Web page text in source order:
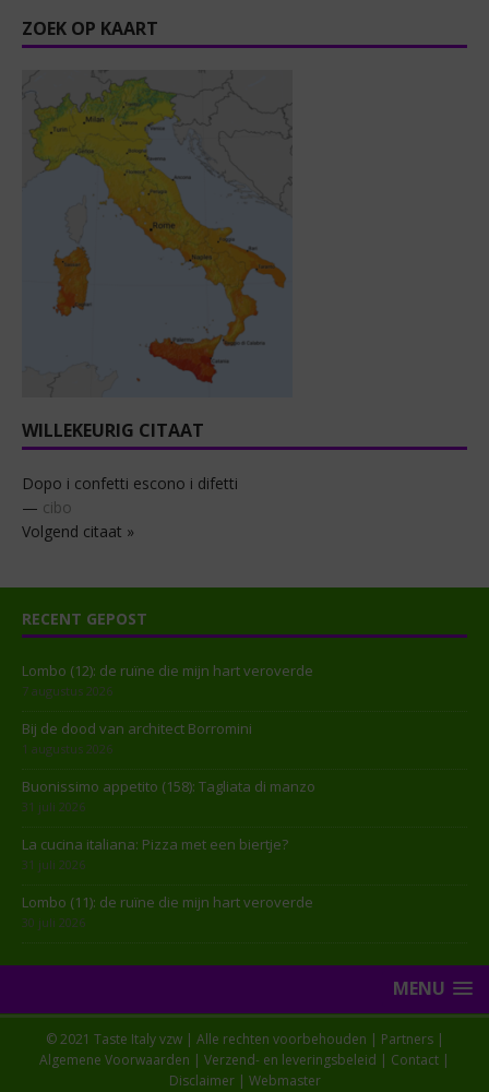
ZOEK OP KAART
WILLEKEURIG CITAAT
Dopo i confetti escono i difetti
— cibo
Volgend citaat »
RECENT GEPOST
Lombo (12): de ruïne die mijn hart veroverde
7 augustus 2026
Bij de dood van architect Borromini
1 augustus 2026
Buonissimo appetito (158): Tagliata di manzo
31 juli 2026
La cucina italiana: Pizza met een biertje?
31 juli 2026
Lombo (11): de ruïne die mijn hart veroverde
30 juli 2026
MENU
© 2021 Taste Italy vzw | Alle rechten voorbehouden | Partners|
Algemene Voorwaarden | Verzend- en leveringsbeleid | Contact |
Disclaimer| Webmaster